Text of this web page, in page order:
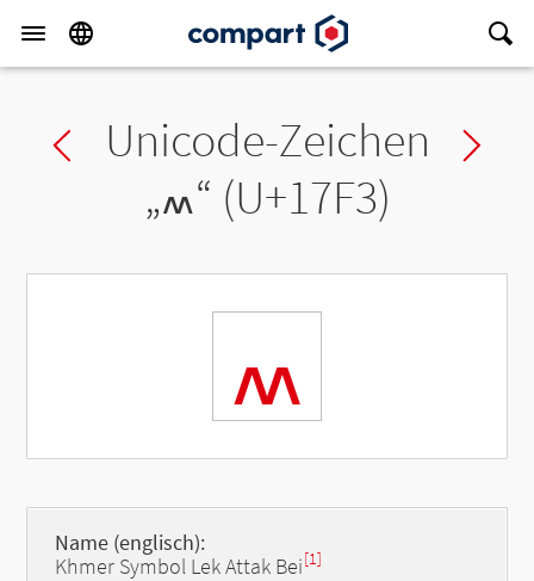
Previous char
Unicode-Zeichen
„៳“ (U+17F3)
៳
Name (englisch):
Khmer Symbol Lek Attak Bei[1]